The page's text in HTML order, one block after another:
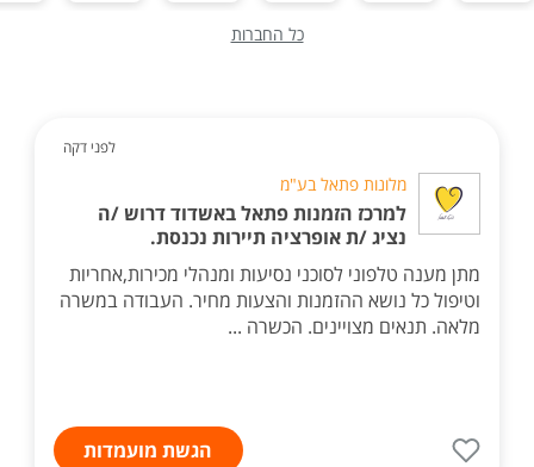
כל החברות
לפני דקה
מלונות פתאל בע"מ
למרכז הזמנות פתאל באשדוד דרוש /ה
נציג /ת אופרציה תיירות נכנסת.
מתן מענה טלפוני לסוכני נסיעות ומנהלי מכירות,אחריות
וטיפול כל נושא ההזמנות והצעות מחיר. העבודה במשרה
מלאה. תנאים מצויינים. הכשרה ...
הגשת מועמדות